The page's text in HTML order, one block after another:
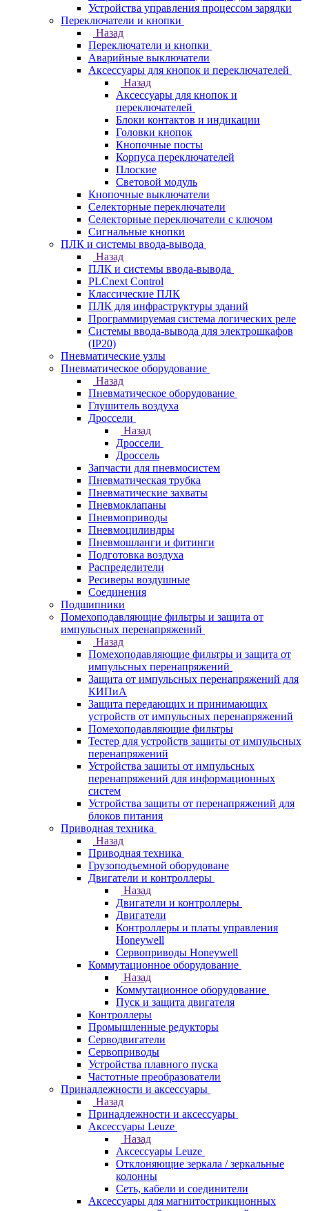
Устройства управления процессом зарядки
Переключатели и кнопки
Назад
Переключатели и кнопки
Аварийные выключатели
Аксессуары для кнопок и переключателей
Назад
Аксессуары для кнопок и
переключателей
Блоки контактов и индикации
Головки кнопок
Кнопочные посты
Корпуса переключателей
Плоские
Световой модуль
Кнопочные выключатели
Селекторные переключатели
Селекторные переключатели с ключом
Сигнальные кнопки
ПЛК и системы ввода-вывода
Назад
ПЛК и системы ввода-вывода
PLCnext Control
Классические ПЛК
ПЛК для инфраструктуры зданий
Программируемая система логических реле
Системы ввода-вывода для электрошкафов
(IP20)
Пневматические узлы
Пневматическое оборудование
Назад
Пневматическое оборудование
Глушитель воздуха
Дроссели
Назад
Дроссели
Дроссель
Запчасти для пневмосистем
Пневматическая трубка
Пневматические захваты
Пневмоклапаны
Пневмоприводы
Пневмоцилиндры
Пневмошланги и фитинги
Подготовка воздуха
Распределители
Ресиверы воздушные
Соединения
Подшипники
Помехоподавляющие фильтры и защита от
импульсных перенапряжений
Назад
Помехоподавляющие фильтры и защита от
импульсных перенапряжений
Защита от импульсных перенапряжений для
КИПиА
Защита передающих и принимающих
устройств от импульсных перенапряжений
Помехоподавляющие фильтры
Тестер для устройств защиты от импульсных
перенапряжений
Устройства защиты от импульсных
перенапряжений для информационных
систем
Устройства защиты от перенапряжений для
блоков питания
Приводная техника
Назад
Приводная техника
Грузоподъемной оборудоване
Двигатели и контроллеры
Назад
Двигатели и контроллеры
Двигатели
Контроллеры и платы управления
Honeywell
Сервоприводы Honeywell
Коммутационное оборудование
Назад
Коммутационное оборудование
Пуск и защита двигателя
Контроллеры
Промышленные редукторы
Серводвигатели
Сервоприводы
Устройства плавного пуска
Частотные преобразователи
Принадлежности и аксессуары
Назад
Принадлежности и аксессуары
Аксессуары Leuze
Назад
Аксессуары Leuze
Отклоняющие зеркала / зеркальные
колонны
Сеть, кабели и соединители
Аксессуары для магнитострикционных